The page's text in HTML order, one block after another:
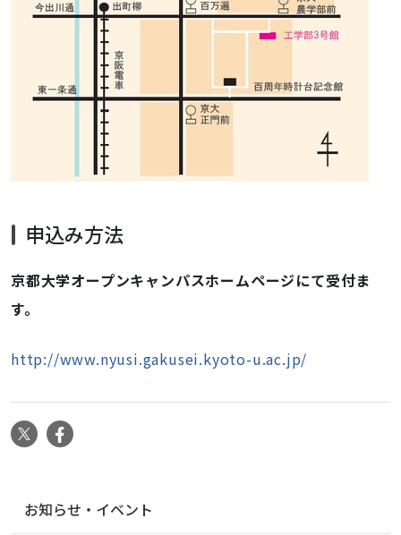
申込み方法
京都大学オープンキャンパスホームページにて受付ま
す。
http://www.nyusi.gakusei.kyoto-u.ac.jp/
X
お知らせ・イベント